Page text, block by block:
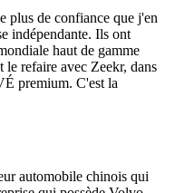
plus de confiance que j'en
indépendante. Ils ont
haut de gamme
le refaire avec Zeekr, dans
premium. C'est la
automobile chinois qui